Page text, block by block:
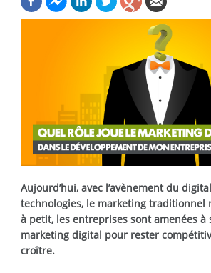
Aujourd’hui, avec l’avènement du
technologies, le marketing traditionnel
à petit, les entreprises sont amenées à
marketing digital pour rester
croître.